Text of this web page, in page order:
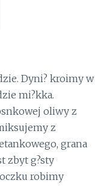
Dyni? kroimy w
mi?kka.
oliwy z
z
grana
zbyt g?sty
robimy